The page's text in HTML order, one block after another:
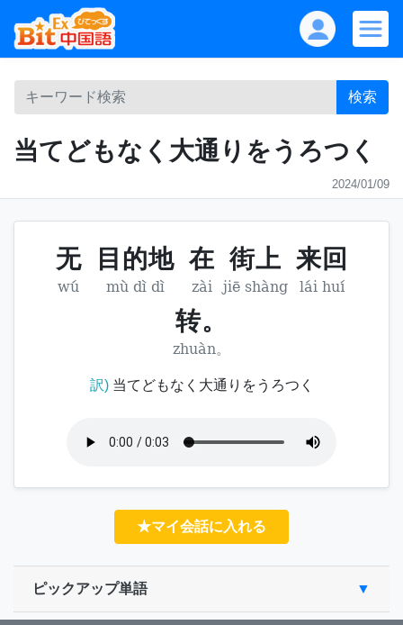
検索
当てどもなく大通りをうろつく
2024/01/09
无 目的地 在 街上 来回
wú mù dì dì zài jiē shàng lái huí
转。
zhuàn。
訳)当てどもなく大通りをうろつく
★マイ会話に入れる
ピックアップ単語